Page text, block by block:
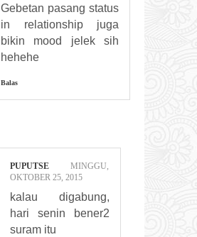
Gebetan pasang status
in relationship juga
bikin mood jelek sih
hehehe
Balas
PUPUTSE
MINGGU,
OKTOBER 25, 2015
kalau digabung,
hari senin bener2
suram itu